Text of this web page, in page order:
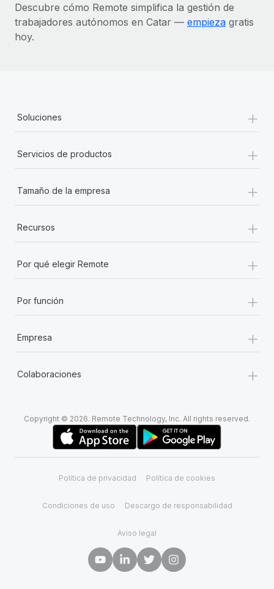
Descubre cómo Remote simplifica la gestión de
trabajadores autónomos en Catar — empieza gratis
hoy.
Soluciones +
Servicios de productos +
Tamaño de la empresa +
Recursos +
Por qué elegir Remote +
Por función +
Empresa +
Colaboraciones +
Copyright © 2026. Remote Technology, Inc. All rights reserved.
Política de privacidad Política de cookies
Condiciones de uso Descargo de responsabilidad
Aviso legal